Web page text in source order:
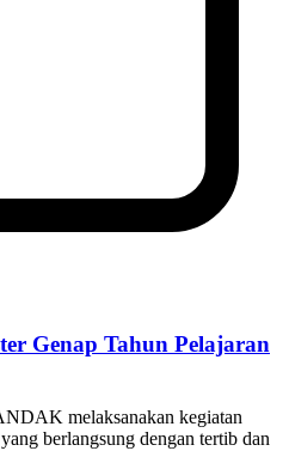
Genap Tahun Pelajaran
melaksanakan kegiatan
berlangsung dengan tertib dan